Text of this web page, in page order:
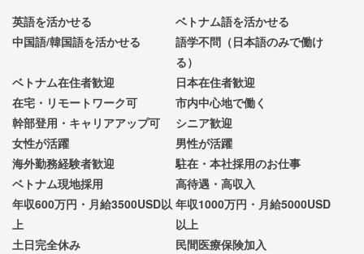
英語を活かせる
ベトナム語を活かせる
中国語/韓国語を活かせる
語学不問（日本語のみで働け
る）
ベトナム在住者歓迎
日本在住者歓迎
在宅・リモートワーク可
市内中心地で働く
幹部登用・キャリアアップ可
シニア歓迎
女性が活躍
男性が活躍
海外勤務経験者歓迎
駐在・本社採用のお仕事
ベトナム現地採用
高待遇・高収入
年収600万円・月給3500USD以
上
年収1000万円・月給5000USD
以上
土日完全休み
民間医療保険加入